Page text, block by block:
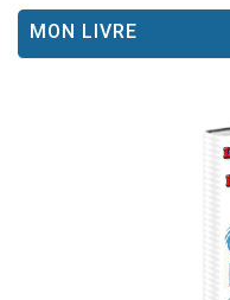
MON LIVRE